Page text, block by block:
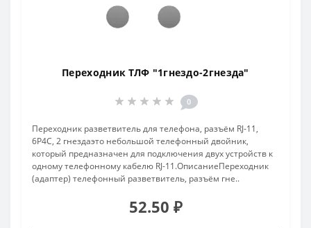
Переходник ТЛФ "1гнездо-2гнезда"
0
Переходник разветвитель для телефона, разъём RJ-11,
6P4C, 2 гнездаэто небольшой телефонный двойник,
который предназначен для подключения двух устройств к
одному телефонному кабелю RJ-11.ОписаниеПереходник
(адаптер) телефонный разветвитель, разъём гне..
52.50 ₽